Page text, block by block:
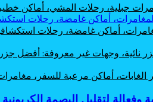
جبلية، رحلات المشي، أماكن
أماكن غامضة، رحلات
نائية، وجهات غير معروفة: أفضل
الغابات، أماكن مرعبة للسفر،